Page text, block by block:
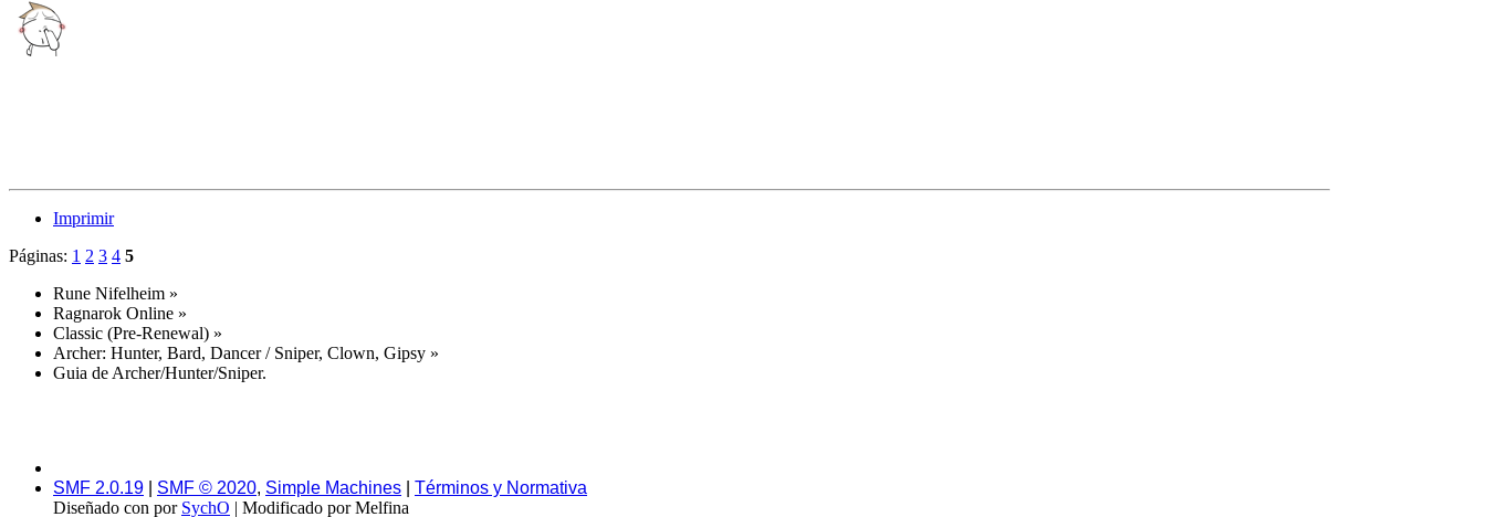
Imprimir
Páginas: 1 2 3 4 5
Rune Nifelheim »
Ragnarok Online »
Classic (Pre-Renewal) »
Archer: Hunter, Bard, Dancer / Sniper, Clown, Gipsy »
Guia de Archer/Hunter/Sniper.
SMF 2.0.19 SMF © 2020, Simple Machines
Términos y Normativa
Diseñado con por SychO | Modificado por Melfina